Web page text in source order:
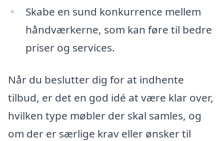
Skabe en sund konkurrence mellem
håndværkerne, som kan føre til bedre
priser og services.
Når du beslutter dig for at indhente
tilbud, er det en god idé at være klar over,
hvilken type møbler der skal samles, og
om der er særlige krav eller ønsker til